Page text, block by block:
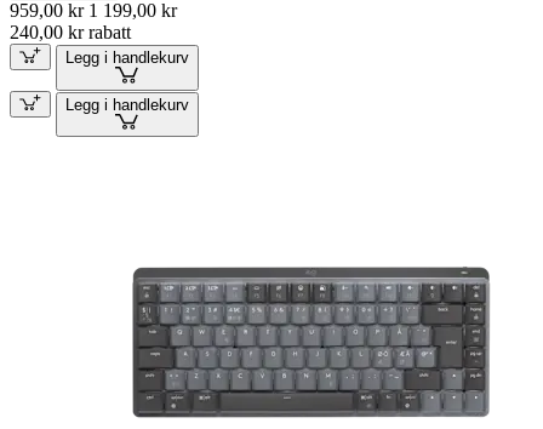
959,00 kr 1 199,00 kr
240,00 kr rabatt
Legg i handlekurv
Legg i handlekurv